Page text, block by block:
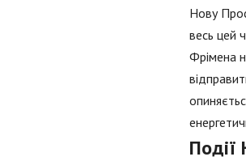
Нову
весь цей
Фрімена
Події